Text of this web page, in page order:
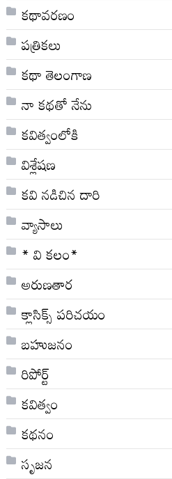
కథావరణం
పత్రికలు
కథా తెలంగాణ
నా క‌థ‌తో నేను
కవిత్వంలోకి
విశ్లేషణ
కవి నడిచిన దారి
వ్యాసాలు
* వి క‌లం*
అరుణతార
క్లాసిక్స్ ప‌రిచ‌యం
బహుజనం
రిపోర్ట్
కవిత్వం
కథనం
సృజన